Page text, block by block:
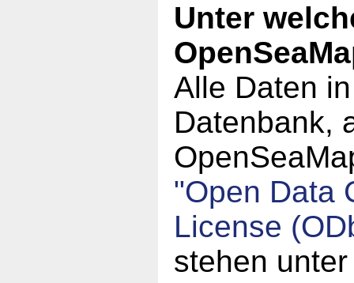
Unter
Alle Daten
Datenbank,
"Open Data
License
stehen